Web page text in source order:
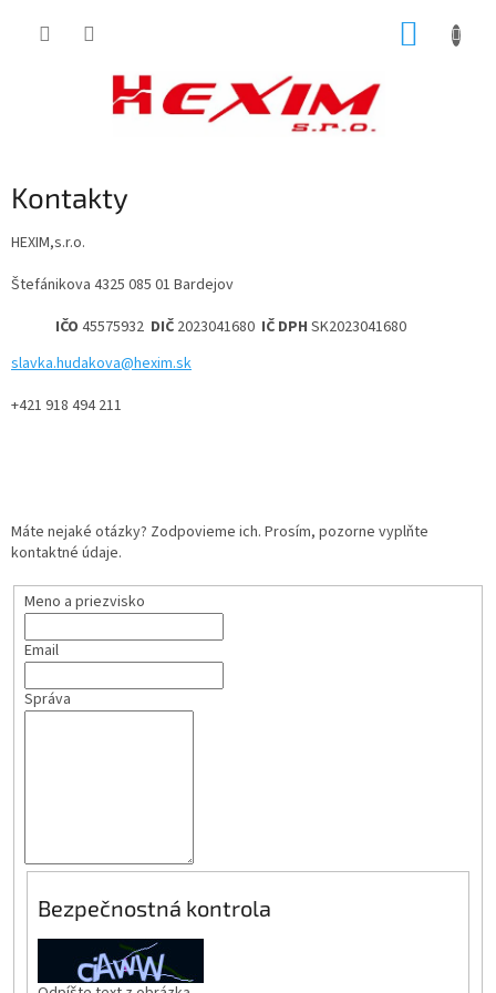
Kontakty
HEXIM,s.r.o.
Štefánikova 4325 085 01 Bardejov
IČO 45575932 DIČ 2023041680 IČ DPH SK2023041680
slavka.hudakova@hexim.sk
+421 918 494 211
Máte nejaké otázky? Zodpovieme ich. Prosím, pozorne vyplňte
kontaktné údaje.
Meno a priezvisko
Email
Správa
Bezpečnostná kontrola